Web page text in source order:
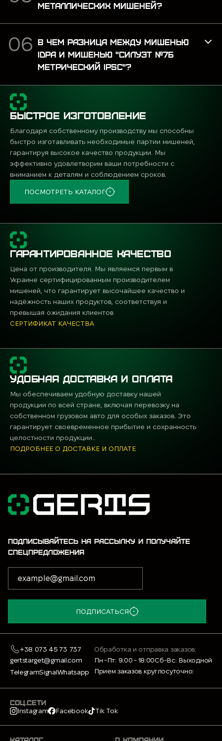
МЕТАЛЛИЧЕСКИХ МИШЕНЕЙ?
В ЧЕМ РАЗНИЦА МЕЖДУ МИШЕНЬЮ
IDPA И МИШЕНЬЮ "СИЛУЭТ №7Б
МЕТРИЧЕСКИЙ IPSC"?
БЫСТРОЕ ИЗГОТОВЛЕНИЕ
Благодаря собственному производству мы способны
быстро изготавливать необходимые партии мишеней,
гарантируя высокое качество продукции. Мы
эффективно удовлетворим ваши потребности с
вниманием к деталям и соблюдением сроков.
ПОСМОТРЕТЬ КАТАЛОГ
ГАРАНТИРОВАННОЕ КАЧЕСТВО
Цена от производителя. Мы являемся первым в
Украине сертифицированным производителем
мишеней, что гарантирует высочайшее качество и
надёжность наших продуктов, соответствуя и
превышая ожидания клиентов
СЕРТИФИКАТ КАЧЕСТВА
УДОБНАЯ ДОСТАВКА И ОПЛАТА
Мы обеспечиваем удобную доставку нашей
продукции по всей стране, включая перевозку на
собственном грузовом авто для особых заказов. Это
гарантирует своевременное прибытие и сохранность
целостности продукции..
ПОДРОБНЕЕ О ДОСТАВКЕ И ОПЛАТЕ
+38 073 45 73 737
gertstarget@gmail.com
TelegramSignalWhatsapp
Обработка и отправка заказов:
Пн -Пт: 9:00 - 18:00Сб-Вс: Выходной
Прием заказов круглосуточно:
СОЦ.СЕТИ
Instagram
Facebook Tik Tok
ПОДПИСЫВАЙТЕСЬ НА РАССЫЛКУ И ПОЛУЧАЙТЕ
СПЕЦПРЕДЛОЖЕНИЯ
ПОДПИСАТЬСЯ